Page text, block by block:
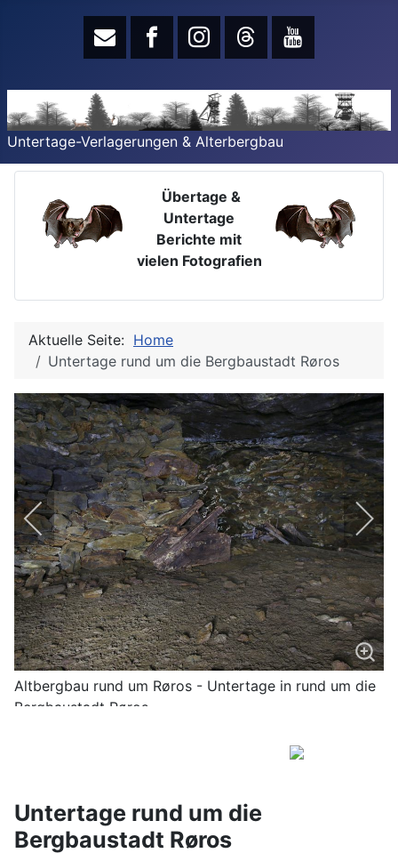
Untertage-Verlagerungen & Alterbergbau
Übertage &
Untertage
Berichte mit
vielen Fotografien
Aktuelle Seite: Home
Untertage rund um die Bergbaustadt Røros
Altbergbau rund um Røros - Untertage in rund um die
Bergbaustadt Røros
Untertage rund um die
Bergbaustadt Røros